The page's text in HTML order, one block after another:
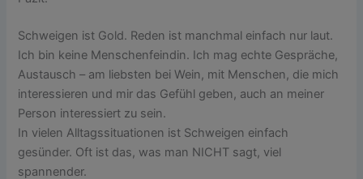
Schweigen ist Gold. Reden ist manchmal einfach nur laut.
Ich bin keine Menschenfeindin. Ich mag echte Gespräche,
Austausch – am liebsten bei Wein, mit Menschen, die mich
interessieren und mir das Gefühl geben, auch an meiner
Person interessiert zu sein.
In vielen Alltagssituationen ist Schweigen einfach
gesünder. Oft ist das, was man NICHT sagt, viel
spannender.